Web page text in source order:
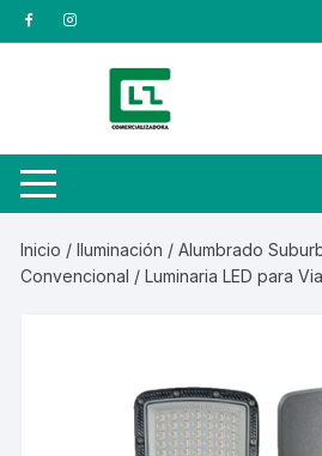
Saltar
al
Inicio /Iluminación /Alumbrado
Convencional / Luminaria LED para